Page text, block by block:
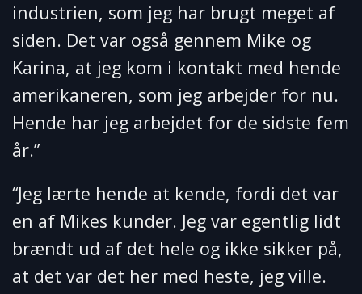
industrien, som jeg har brugt meget af
siden. Det var også gennem Mike og
Karina, at jeg kom i kontakt med hende
amerikaneren, som jeg arbejder for nu.
Hende har jeg arbejdet for de sidste fem
år.”
“Jeg lærte hende at kende, fordi det var
en af Mikes kunder. Jeg var egentlig lidt
brændt ud af det hele og ikke sikker på,
at det var det her med heste, jeg ville.